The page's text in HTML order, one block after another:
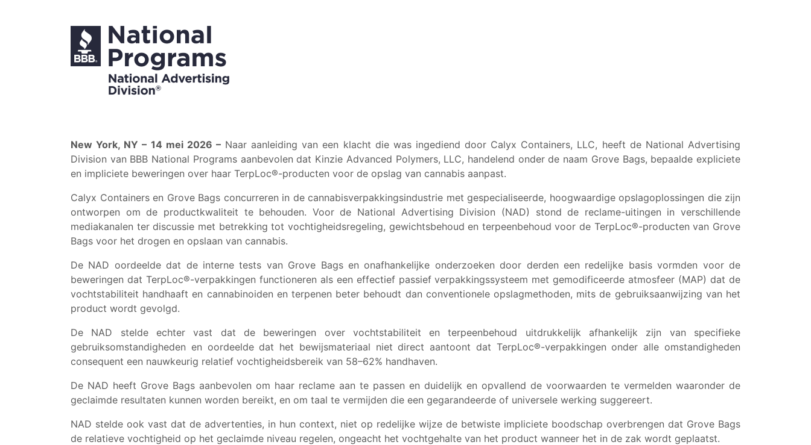
New York, NY – 14 mei 2026 –Naar aanleiding van een klacht die was ingediend door Calyx Containers, LLC, heeft de National Advertising
Division van BBB National Programs aanbevolen dat Kinzie Advanced Polymers, LLC, handelend onder de naam Grove Bags, bepaalde expliciete
en impliciete beweringen over haar TerpLoc®-producten voor de opslag van cannabis aanpast.
Calyx Containers en Grove Bags concurreren in de cannabisverpakkingsindustrie met gespecialiseerde, hoogwaardige opslagoplossingen die zijn
ontworpen om de productkwaliteit te behouden. Voor de National Advertising Division (NAD) stond de reclame-uitingen in verschillende
mediakanalen ter discussie met betrekking tot vochtigheidsregeling, gewichtsbehoud en terpeenbehoud voor de TerpLoc®-producten van Grove
Bags voor het drogen en opslaan van cannabis.
De NAD oordeelde dat de interne tests van Grove Bags en onafhankelijke onderzoeken door derden een redelijke basis vormden voor de
beweringen dat TerpLoc®-verpakkingen functioneren als een effectief passief verpakkingssysteem met gemodificeerde atmosfeer (MAP) dat de
vochtstabiliteit handhaaft en cannabinoiden en terpenen beter behoudt dan conventionele opslagmethoden, mits de gebruiksaanwijzing van het
product wordt gevolgd.
De NAD stelde echter vast dat de beweringen over vochtstabiliteit en terpeenbehoud uitdrukkelijk afhankelijk zijn van specifieke
gebruiksomstandigheden en oordeelde dat het bewijsmateriaal niet direct aantoont dat TerpLoc®-verpakkingen onder alle omstandigheden
consequent een nauwkeurig relatief vochtigheidsbereik van 58–62% handhaven.
De NAD heeft Grove Bags aanbevolen om haar reclame aan te passen en duidelijk en opvallend de voorwaarden te vermelden waaronder de
geclaimde resultaten kunnen worden bereikt, en om taal te vermijden die een gegarandeerde of universele werking suggereert.
NAD stelde ook vast dat de advertenties, in hun context, niet op redelijke wijze de betwiste impliciete boodschap overbrengen dat Grove Bags
de relatieve vochtigheid op het geclaimde niveau regelen, ongeacht het vochtgehalte van het product wanneer het in de zak wordt geplaatst.